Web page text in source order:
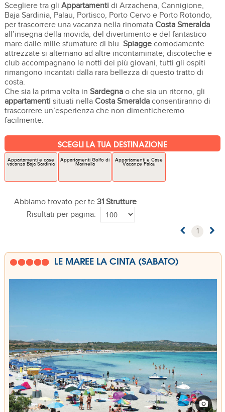
Scegliere tra gli Appartamenti di Arzachena, Cannigione,
Baja Sardinia, Palau, Portisco, Porto Cervo e Porto Rotondo,
per trascorrere una vacanza nella rinomata Costa Smeralda
all’insegna della movida, del divertimento e del fantastico
mare dalle mille sfumature di blu. Spiagge comodamente
attrezzate si alternano ad altre incontaminate; discoteche e
club accompagnano le notti dei più giovani, tutti gli ospiti
rimangono incantati dalla rara bellezza di questo tratto di
costa.
Che sia la prima volta in Sardegna o che sia un ritorno, gli
appartamenti situati nella Costa Smeralda consentiranno di
trascorrere un’esperienza che non dimenticheremo
facilmente.
SCEGLI LA TUA DESTINAZIONE
Appartamenti e case
vacanza Baja Sardinia
Appartamenti Golfo di
Marinella
Appartamenti e Case
Vacanze Palau
Abbiamo trovato per te31 Strutture
Risultati per pagina:
1
LE MAREE LA CINTA (SABATO)